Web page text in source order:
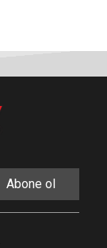
Abone ol